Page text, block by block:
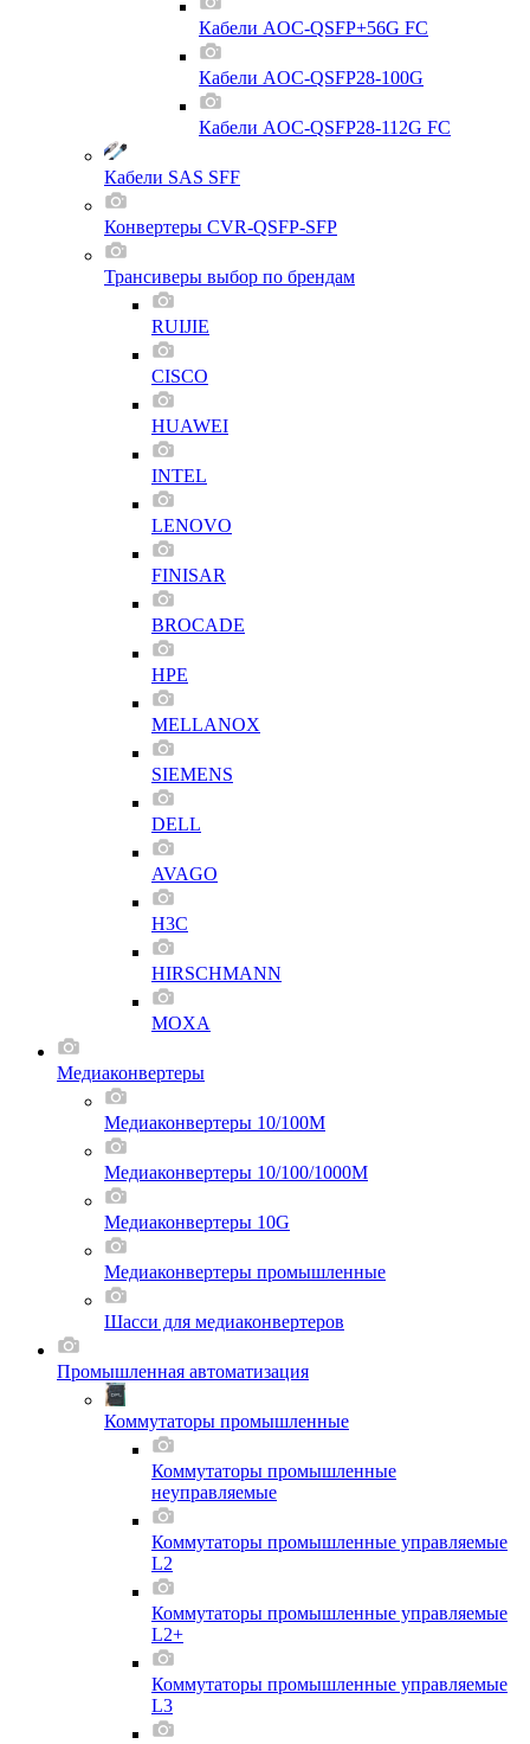
Кабели AOC-QSFP+56G FC
Кабели AOC-QSFP28-100G
Кабели AOC-QSFP28-112G FC
Кабели SAS SFF
Конвертеры CVR-QSFP-SFP
Трансиверы выбор по брендам
RUIJIE
CISCO
HUAWEI
INTEL
LENOVO
FINISAR
BROCADE
HPE
MELLANOX
SIEMENS
DELL
AVAGO
H3C
HIRSCHMANN
MOXA
Медиаконвертеры
Медиаконвертеры 10/100M
Медиаконвертеры 10/100/1000M
Медиаконвертеры 10G
Медиаконвертеры промышленные
Шасси для мeдиаконвертеров
Промышленная автоматизация
Коммутаторы промышленные
Коммутаторы промышленные
неуправляемые
Коммутаторы промышленные управляемые
L2
Коммутаторы промышленные управляемые
L2+
Коммутаторы промышленные управляемые
L3